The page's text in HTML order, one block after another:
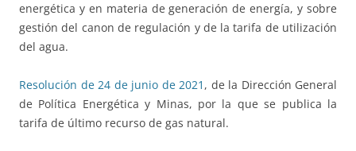
energética y en materia de generación de energía, y sobre
gestión del canon de regulación y de la tarifa de utilización
del agua.
Resolución de 24 de junio de 2021 , de la Dirección General
de Política Energética y Minas, por la que se publica la
tarifa de último recurso de gas natural.